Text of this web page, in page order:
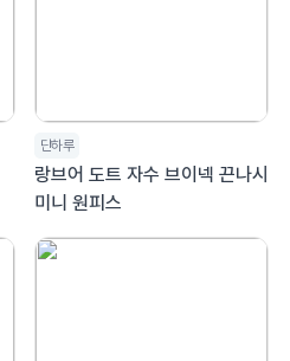
단하루
랑브어 도트 자수 브이넥 끈나시
미니 원피스